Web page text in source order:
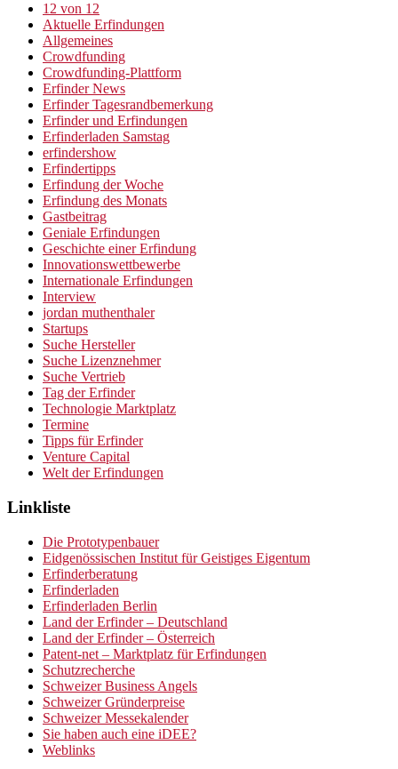
12 von 12
Aktuelle Erfindungen
Allgemeines
Crowdfunding
Crowdfunding-Plattform
Erfinder News
Erfinder Tagesrandbemerkung
Erfinder und Erfindungen
Erfinderladen Samstag
erfindershow
Erfindertipps
Erfindung der Woche
Erfindung des Monats
Gastbeitrag
Geniale Erfindungen
Geschichte einer Erfindung
Innovationswettbewerbe
Internationale Erfindungen
Interview
jordan muthenthaler
Startups
Suche Hersteller
Suche Lizenznehmer
Suche Vertrieb
Tag der Erfinder
Technologie Marktplatz
Termine
Tipps für Erfinder
Venture Capital
Welt der Erfindungen
Linkliste
Die Prototypenbauer
Eidgenössischen Institut für Geistiges Eigentum
Erfinderberatung
Erfinderladen
Erfinderladen Berlin
Land der Erfinder – Deutschland
Land der Erfinder – Österreich
Patent-net – Marktplatz für Erfindungen
Schutzrecherche
Schweizer Business Angels
Schweizer Gründerpreise
Schweizer Messekalender
Sie haben auch eine iDEE?
Weblinks